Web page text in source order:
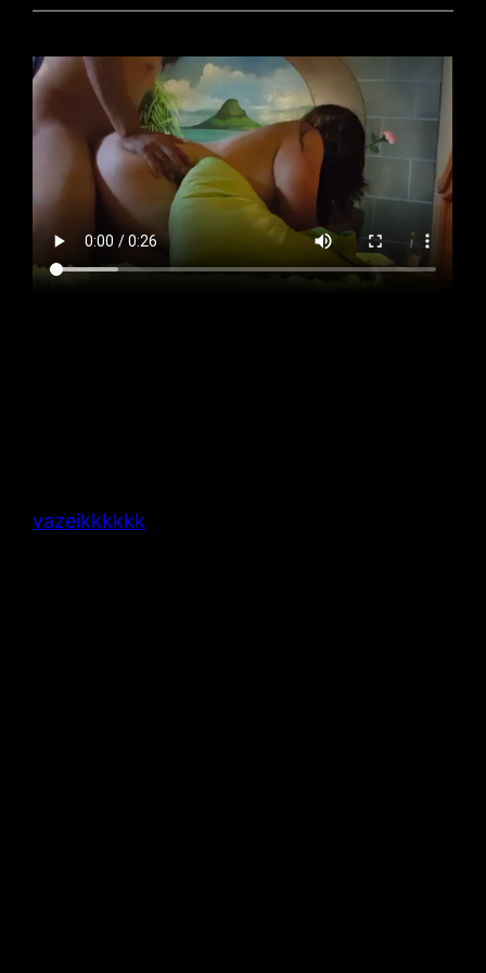
vazeikkkkkk